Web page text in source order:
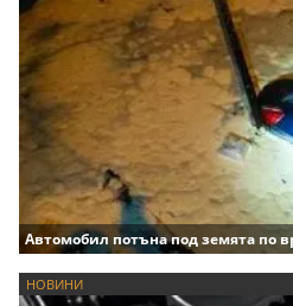
Автомобил потъна под земята по
НОВИНИ